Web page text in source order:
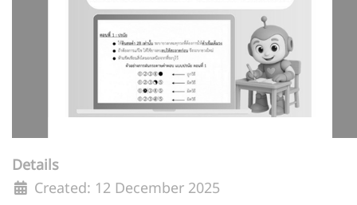
Details
Created: 12 December 2025